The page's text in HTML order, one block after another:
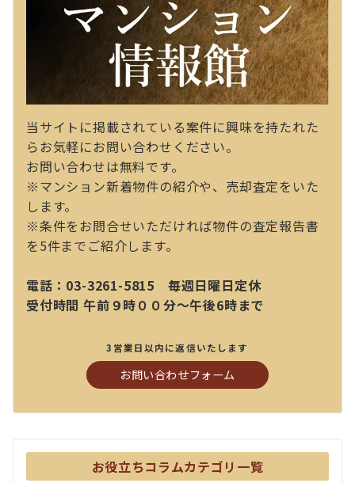
当サイトに掲載されている案件に興味を持たれた
らお気軽にお問い合わせください。
お問い合わせは無料です。
※マンション新着物件の紹介や、売却査定をいた
します。
※条件をお問合せいただければ物件の査定報告書
を5件までご紹介します。
電話：03-3261-5815 毎週日曜日定休
受付時間 午前９時００分～午後6時まで
3営業日以内に返信いたします
お問い合わせフォーム
お役立ちコラムカテゴリ一覧